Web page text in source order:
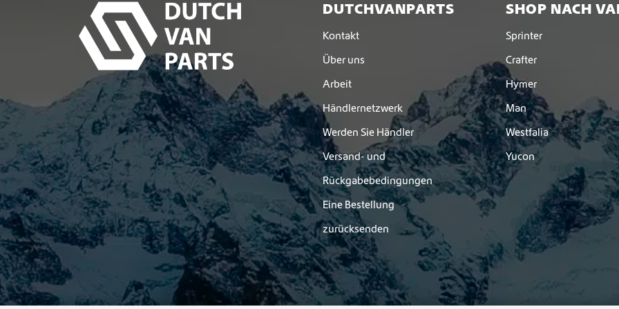
DUTCHVANPARTS
Kontakt
Über uns
Arbeit
Händlernetzwerk
Werden Sie Händler
Versand- und
Rückgabebedingungen
Eine Bestellung
zurücksenden
SHOP NACH
Sprinter
Crafter
Hymer
Man
Westfalia
Yucon